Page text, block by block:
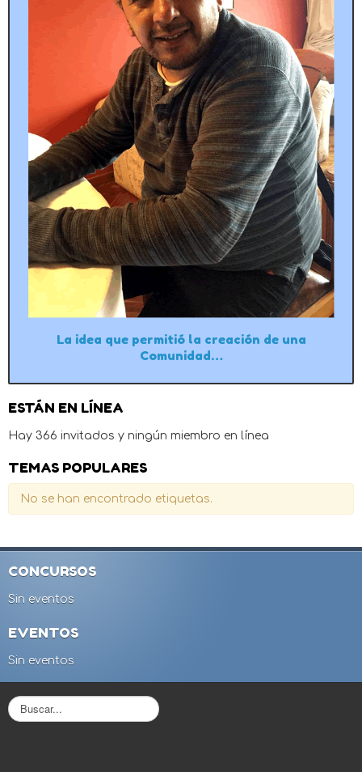
La idea que permitió la creación de una
Comunidad…
ESTÁN EN LÍNEA
Hay 366 invitados y ningún miembro en línea
TEMAS POPULARES
No se han encontrado etiquetas.
CONCURSOS
Sin eventos
EVENTOS
Sin eventos
B
u